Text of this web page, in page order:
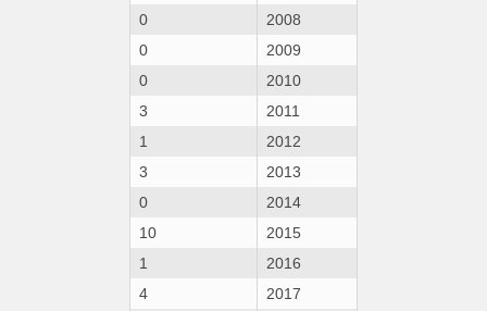
0
2008
0
2009
0
2010
3
2011
1
2012
3
2013
0
2014
10
2015
1
2016
4
2017